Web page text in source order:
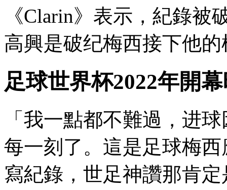
《Clarin》表示，紀錄
高興是破纪梅西接下他的棒
足球世界杯2022年開
「我一點都不難過，
每一刻了。這是足球梅西
寫紀錄，世足神讚那肯